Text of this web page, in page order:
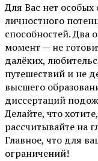
Для Вас нет
личностного
способностей. Два
момент — не
далёких,
путешествий и не
высшего
диссертаций
Делайте, что
рассчитывайте на
Главное, что для
ограничений!